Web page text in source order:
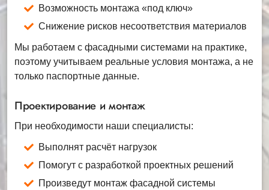
Возможность монтажа «под ключ»
Снижение рисков несоответствия материалов
Мы работаем с фасадными системами на практике,
поэтому учитываем реальные условия монтажа, а не
только паспортные данные.
Проектирование и монтаж
При необходимости наши специалисты:
Выполнят расчёт нагрузок
Помогут с разработкой проектных решений
Произведут монтаж фасадной системы